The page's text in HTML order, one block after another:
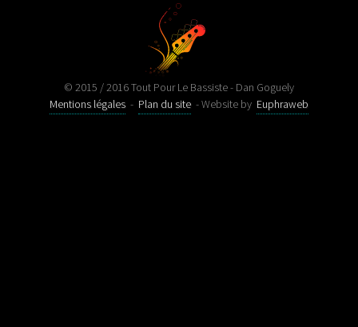
© 2015 / 2016 Tout Pour Le Bassiste - Dan Goguely
Mentions légales - Plan du site - Website by Euphraweb